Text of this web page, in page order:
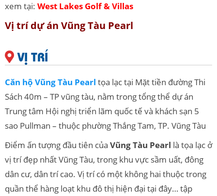
xem tại: West Lakes Golf & Villas
Vị trí dự án Vũng Tàu Pearl
VỊ TRÍ
Căn hộ Vũng Tàu Pearl tọa lạc tại Mặt tiền đường Thi
Sách 40m – TP vũng tàu, nằm trong tổng thể dự án
Trung tâm Hội nghị triển lãm quốc tế và khách sạn 5
sao Pullman – thuộc phường Thắng Tam, TP. Vũng Tàu
Điểm ấn tượng đầu tiên của Vũng Tàu Pearl là tọa lạc ở
vị trí đẹp nhất Vũng Tàu, trong khu vực sầm uất, đông
dân cư, dân trí cao. Vị trí có một không hai thuộc trong
quần thể hàng loạt khu đô thị hiện đại tại đây… tập